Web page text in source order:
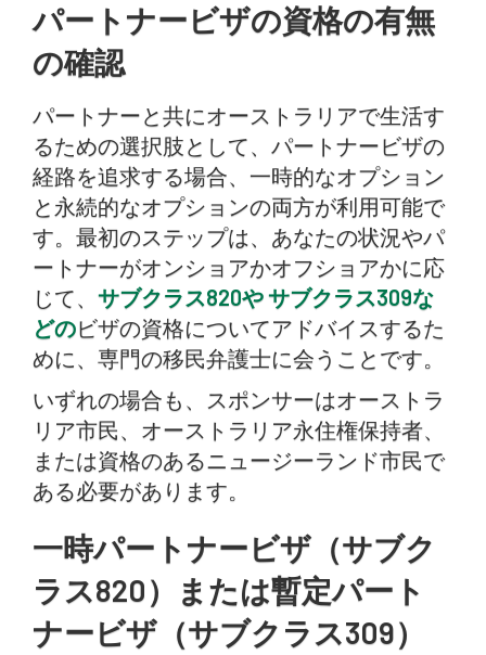
パートナービザの資格の有無
の確認
パートナーと共にオーストラリアで生活す
るための選択肢として、パートナービザの
経路を追求する場合、一時的なオプション
と永続的なオプションの両方が利用可能で
す。最初のステップは、あなたの状況やパ
ートナーがオンショアかオフショアかに応
じて、 サブクラス820やサブクラス309な
どのビザの資格についてアドバイスするた
めに、専門の移民弁護士に会うことです。
いずれの場合も、スポンサーはオーストラ
リア市民、オーストラリア永住権保持者、
または資格のあるニュージーランド市民で
ある必要があります。
一時パートナービザ（サブク
ラス820）または暫定パート
ナービザ（サブクラス309）